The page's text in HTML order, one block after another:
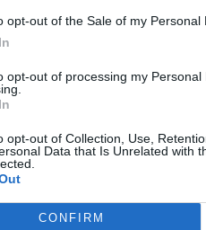
opt-out of the Sale of my Personal
opt-out of processing my Personal
opt-out of Collection, Use,
Data that Is Unrelated with
CONFIRM
o czym będą jego
natomiast o zwykłe
odmiennych sposobów
wspólny czas, kieruje
się nie skończy.
i drobiazgową.